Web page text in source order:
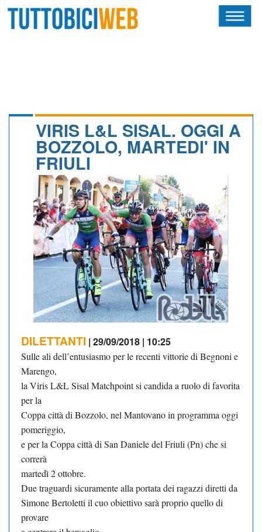
CALENDARIO
ALBI D'ORO
NEWSLETTER
VIRIS L&L SISAL. OGGI A
BOZZOLO, MARTEDI' IN
FRIULI
DILETTANTI | 29/09/2018 | 10:25
Sulle ali dell’entusiasmo per le recenti vittorie di Begnoni e
Marengo,
la Viris L&L Sisal Matchpoint si candida a ruolo di favorita
per la
Coppa città di Bozzolo, nel Mantovano in programma oggi
pomeriggio,
e per la Coppa città di San Daniele del Friuli (Pn) che si
correrà
martedì 2 ottobre.
Due traguardi sicuramente alla portata dei ragazzi diretti da
Simone Bertoletti il cuo obiettivo sarà proprio quello di
provare